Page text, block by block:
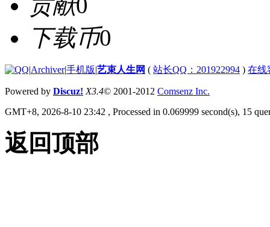
下载币0
|Archiver|手机版|艺束人生网 ( 站长QQ：201922994 ) 在线
Powered by Discuz! X3.4© 2001-2012 Comsenz Inc.
GMT+8, 2026-8-10 23:42 , Processed in 0.069999 second(s), 15
返回顶部